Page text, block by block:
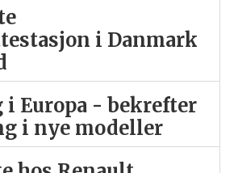
i Danmark
i Europa - bekrefter
i nye modeller